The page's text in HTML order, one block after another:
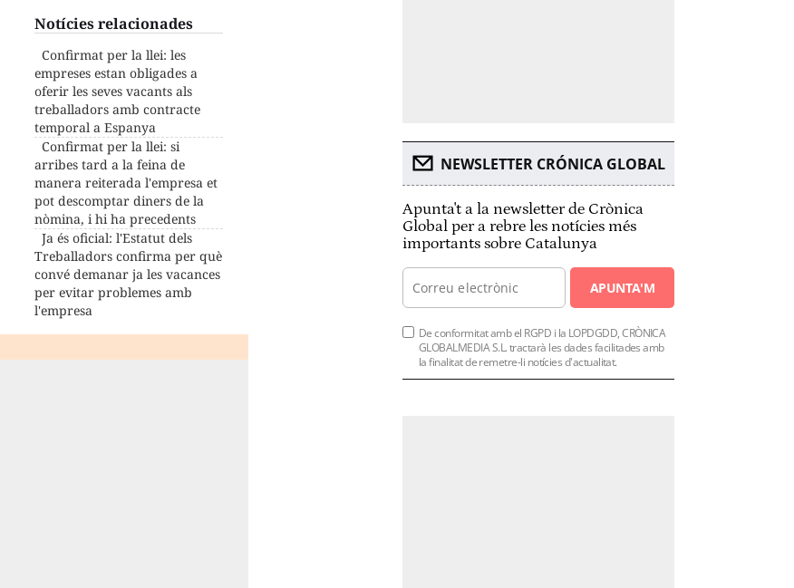
Notícies relacionades
Confirmat per la llei: les
empreses estan obligades a
oferir les seves vacants als
treballadors amb contracte
temporal a Espanya
Confirmat per la llei: si
arribes tard a la feina de
manera reiterada l'empresa et
pot descomptar diners de la
nòmina, i hi ha precedents
Ja és oficial: l'Estatut dels
Treballadors confirma per què
convé demanar ja les vacances
per evitar problemes amb
l'empresa
NEWSLETTER CRÓNICA GLOBAL
Apunta't a la newsletter de Crònica
Global per a rebre les notícies més
importants sobre Catalunya
APUNTA'M
De conformitat amb el RGPD i la LOPDGDD, CRÒNICA
GLOBALMEDIA S.L. tractarà les dades facilitades amb
la finalitat de remetre-li notícies d'actualitat.